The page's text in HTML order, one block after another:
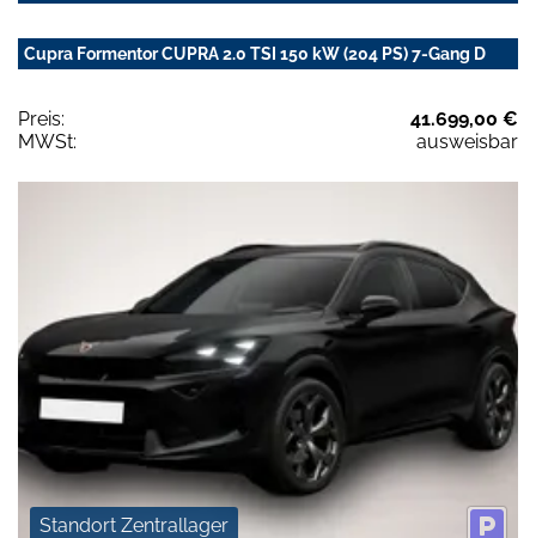
Cupra Formentor CUPRA 2.0 TSI 150 kW (204 PS) 7-Gang D
Preis:
41.699,00 €
MWSt:
ausweisbar
Standort Zentrallager